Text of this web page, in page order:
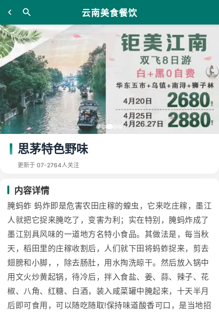
云南美食餐饮
思茅特色野味
更新于 07-2764人关注
内容详情
腌蚂蚱 蚂炸即是危害农田庄稼的蝗虫，它来吃庄稼，墨江
人就把它捉来腌吃了，变害为利；实在特别，腌蚂炸成了
墨江别具风味的一道地方名特小食品。其做法是，每当秋
天，稻田里的庄稼收割后，人们就下田将蚂蚱捉来，剪去
翅膀和小脚，，除去肠肚，用水掏洗晾干。然后放入锅中
用文火炒黄起锅，待冷后，拌入食盐、姜、蒜、辣子、花
椒、八角、红糖、白酒，装入咸菜罐中腌起来，十天半月
后即可食用，可以随吃随取!保持味道酸香可口，是当地招